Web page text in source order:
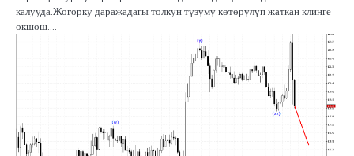
калууда.Жогорку даражадагы толкун түзүмү көтөрүлүп жаткан клинге
окшош.…